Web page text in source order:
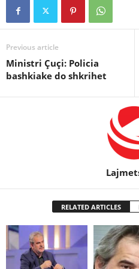
Previous article
Ministri Çuçi: Policia
bashkiake do shkrihet
RELATED ARTICLES